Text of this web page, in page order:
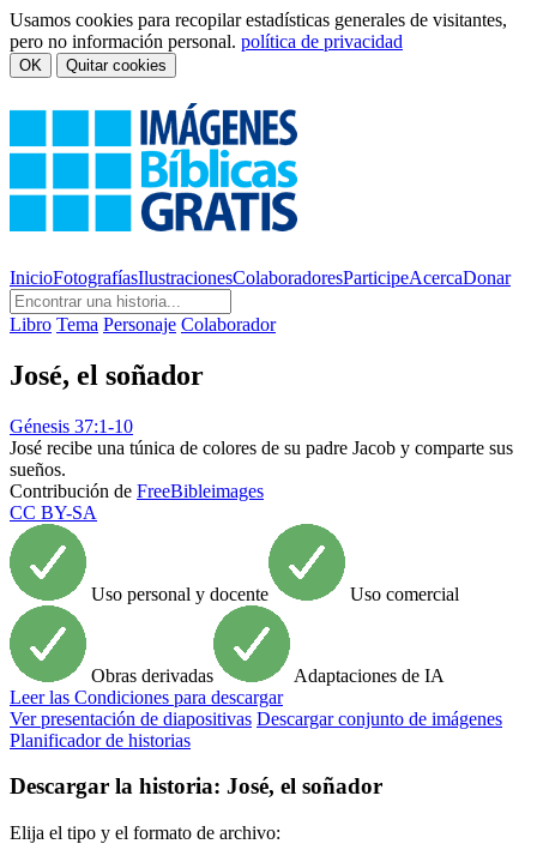
Usamos cookies para recopilar estadísticas generales de visitantes,
pero no información personal. política de privacidad
OK Quitar cookies
InicioFotografíasIlustracionesColaboradoresParticipeAcercaDonar
Libro Tema Personaje Colaborador
José, el soñador
Génesis 37:1-10
José recibe una túnica de colores de su padre Jacob y comparte sus
sueños.
Contribución de FreeBibleimages
CC BY-SA
Uso personal y docente Uso comercial
Obras derivadas
Adaptaciones de IA
Leerlas Condiciones para descargar
Ver presentación de diapositivas Descargar conjunto de imágenes
Planificador de historias
Descargar la historia: José, el soñador
Elija el tipo y el formato de archivo: